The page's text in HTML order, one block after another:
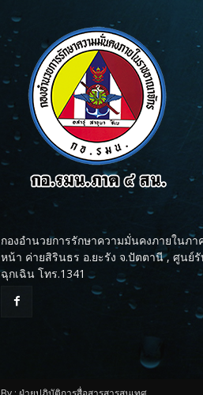
กองอำนวยการรักษาความมั่นคงภายในภา
หน้า ค่ายสิรินธร อ.ยะรัง จ.ปัตตานี , ศูนย์รั
ฉุกเฉิน โทร.1341